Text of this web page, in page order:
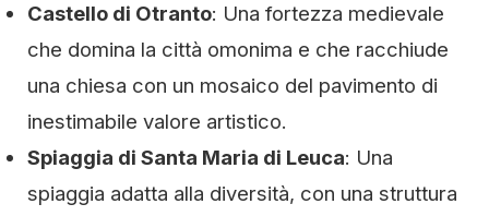
Castello di Otranto: Una fortezza medievale
che domina la città omonima e che racchiude
una chiesa con un mosaico del pavimento di
inestimabile valore artistico.
Spiaggia di Santa Maria di Leuca: Una
spiaggia adatta alla diversità, con una struttura